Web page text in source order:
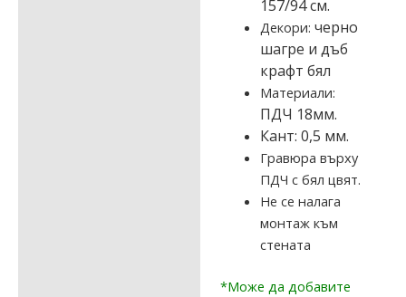
157/94 см.
Декори: черно
шагре и дъб
крафт бял
Материали:
ПДЧ 18мм.
Кант: 0,5 мм.
Гравюра върху
ПДЧ с бял цвят.
Не се налага
монтаж към
стената
*Може да добавите